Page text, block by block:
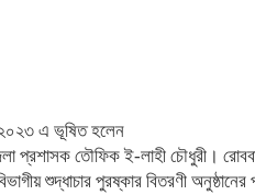
এ ভূষিত হলেন
প্রশাসক তৌফিক ই-লাহী চৌধুরী।
শুদ্ধাচার পুরষ্কার বিতরণী